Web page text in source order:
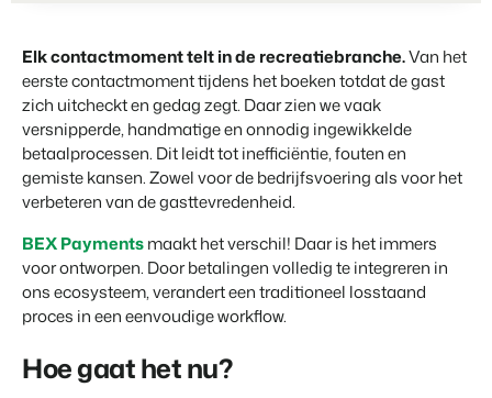
Website Integratie
Heb je al een website? Integratie is mogelijk.
Overstappen naar BEX
Klaar om te groeien?
Verhuurwebsite
Breng je merk tot leven met onze websitebouwer.
Vastgoedwebsite
Genereer leads voor jouw verkoopobjecten.
Verhuurorganisaties
Exclusieve verhuur en resellers.
Projectontwikkelaars
Vastgoed en nieuwbouwprojecten.
Kleinschalige recreatiebedrijven
Kom in contact
Customer Success
Krijg antwoord op jouw vragen.
Developers
Ontwikkel jouw oplossing met onze open API.
Overstappen naar BEX
Klaar om te groeien?
Samen transformeren wij de recreatiebranche.
NL
4 Redenen waarom jij moet
overstappen op facturatie bij
vertrek.
Lees meer
Contact sales Demo aanvragen
Elk contactmoment telt in de recreatiebranche.Van het
eerste contactmoment tijdens het boeken totdat de gast
zich uitcheckt en gedag zegt. Daar zien we vaak
versnipperde, handmatige en onnodig ingewikkelde
betaalprocessen. Dit leidt tot inefficiëntie, fouten en
gemiste kansen. Zowel voor de bedrijfsvoering als voor het
verbeteren van de gasttevredenheid.
BEX Paymentsmaakt het verschil! Daar is het immers
voor ontworpen. Door betalingen volledig te integreren in
ons ecosysteem, verandert een traditioneel losstaand
proces in een eenvoudige workflow.
Hoe gaat het nu?